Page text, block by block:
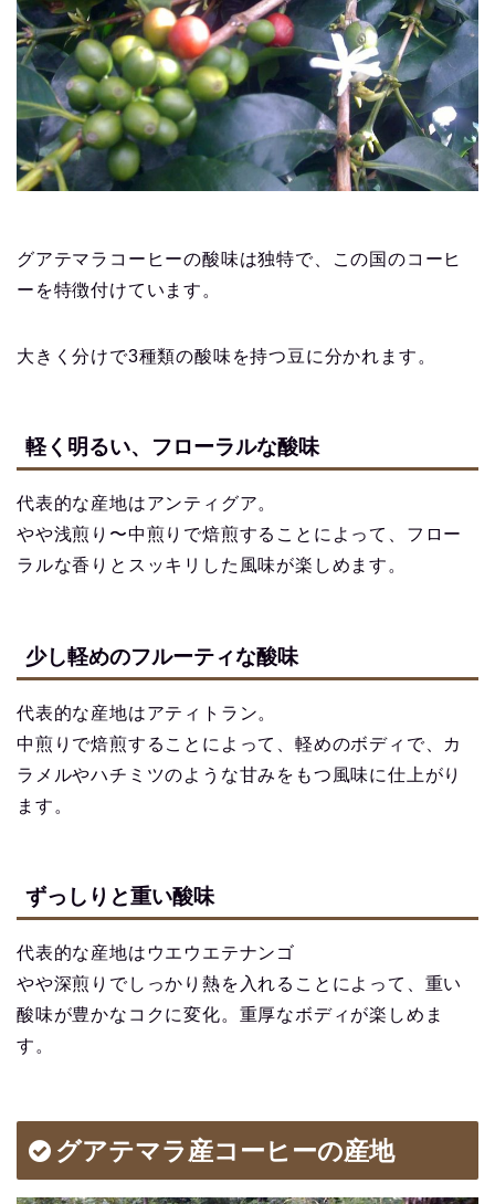
グアテマラコーヒーの酸味は独特で、この国のコーヒ
ーを特徴付けています。
大きく分けで3種類の酸味を持つ豆に分かれます。
軽く明るい、フローラルな酸味
代表的な産地はアンティグア。
やや浅煎り〜中煎りで焙煎することによって、フロー
ラルな香りとスッキリした風味が楽しめます。
少し軽めのフルーティな酸味
代表的な産地はアティトラン。
中煎りで焙煎することによって、軽めのボディで、カ
ラメルやハチミツのような甘みをもつ風味に仕上がり
ます。
ずっしりと重い酸味
代表的な産地はウエウエテナンゴ
やや深煎りでしっかり熱を入れることによって、重い
酸味が豊かなコクに変化。重厚なボディが楽しめま
す。
グアテマラ産コーヒーの産地